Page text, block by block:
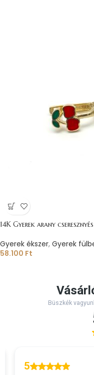
14K Gyerek arany
Gyerek ékszer, Gyerek
58.100 Ft